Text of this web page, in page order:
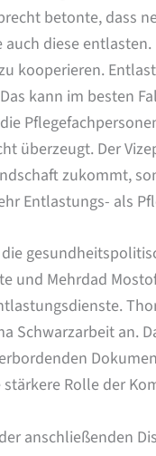
betonte, dass
diese
kooperieren.
kann im besten
überzeugt. Der
zukommt,
Entlastungs- als
und Mehrdad
Schwarzarbeit an.
Rolle der
anschließenden